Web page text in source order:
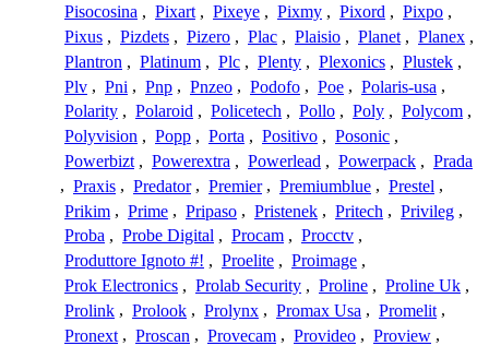
Pisocosina , Pixart , Pixeye , Pixmy , Pixord , Pixpo ,
Pixus , Pizdets , Pizero , Plac , Plaisio , Planet , Planex ,
Plantron , Platinum , Plc , Plenty , Plexonics , Plustek ,
Plv , Pni , Pnp , Pnzeo , Podofo , Poe , Polaris-usa ,
Polarity , Polaroid , Policetech , Pollo , Poly , Polycom ,
Polyvision , Popp , Porta , Positivo , Posonic ,
Powerbizt , Powerextra , Powerlead , Powerpack , Prada
, Praxis , Predator , Premier , Premiumblue , Prestel ,
Prikim , Prime , Pripaso , Pristenek , Pritech , Privileg ,
Proba , Probe Digital , Procam , Procctv ,
Produttore Ignoto #! , Proelite , Proimage ,
Prok Electronics , Prolab Security , Proline , Proline Uk ,
Prolink , Prolook , Prolynx , Promax Usa , Promelit ,
Pronext , Proscan , Provecam , Provideo , Proview ,